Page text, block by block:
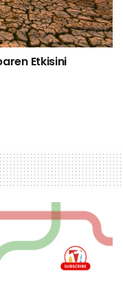
Etkisini